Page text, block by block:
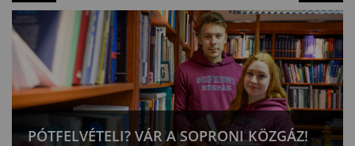
PÓTFELVÉTELI? VÁR A SOPRONI KÖZGÁZ!